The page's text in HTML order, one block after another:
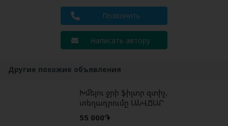
Позвонить
Написать автору
Другие похожие объявления
Խմելու ջրի ֆիլտր զտիչ,
տեղադրումը ԱՆՎՃԱՐ
55 000֏